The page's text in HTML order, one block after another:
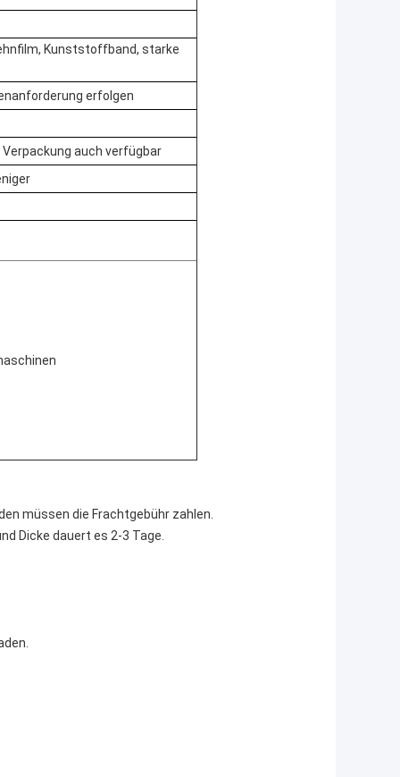
Kunststoffband, starke
erfolgen
Verpackung auch verfügbar
müssen die Frachtgebühr zahlen.
Dicke dauert es 2-3 Tage.